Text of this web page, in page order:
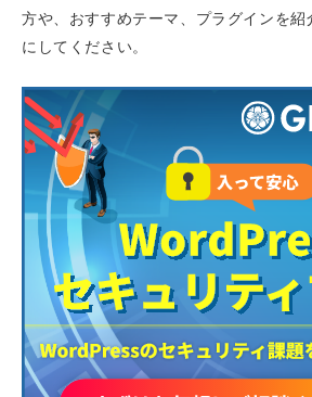
方や、おすすめテーマ、プラグインを
にしてください。